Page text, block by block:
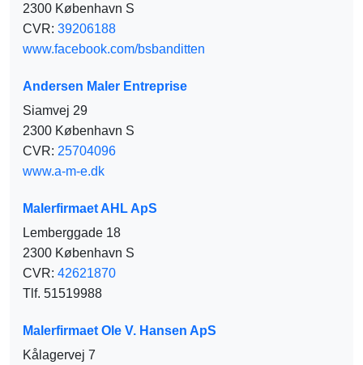
2300 København S
CVR: 39206188
www.facebook.com/bsbanditten
Andersen Maler Entreprise
Siamvej 29
2300 København S
CVR: 25704096
www.a-m-e.dk
Malerfirmaet AHL ApS
Lemberggade 18
2300 København S
CVR: 42621870
Tlf. 51519988
Malerfirmaet Ole V. Hansen ApS
Kålagervej 7